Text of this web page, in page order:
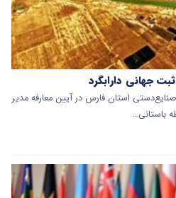
استان فارس در آیین معارفه مدیر
باستانی…